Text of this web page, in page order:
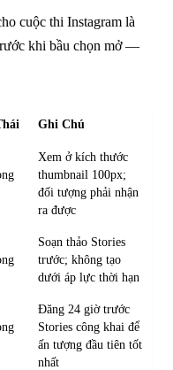
cuộc thi Instagram là
khi bầu chọn mở —
Ghi Chú
Xem ở kích thước
thumbnail 100px;
đối tượng phải nhận
ra được
Soạn thảo Stories
trước; không tạo
dưới áp lực thời hạn
Đăng 24 giờ trước
Stories công khai để
ấn tượng đầu tiên tốt
nhất